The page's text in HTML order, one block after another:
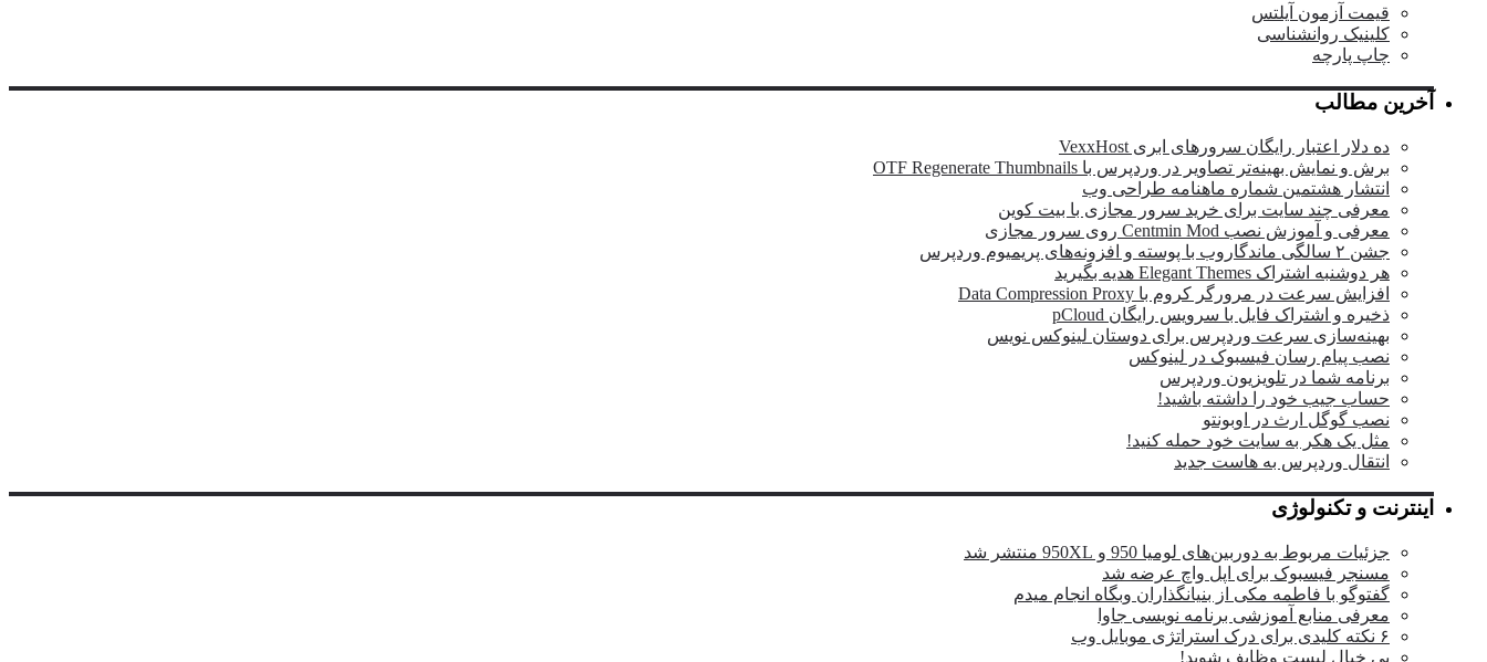
قیمت آزمون آیلتس
کلینیک روانشناسی
چاپ پارچه
آخرین مطالب
ده دلار اعتبار رایگان سرورهای ابری VexxHost
برش و نمایش بهینه‌تر تصاویر در وردپرس با OTF Regenerate Thumbnails
انتشار هشتمین شماره ماهنامه طراحی وب
معرفی چند سایت برای خرید سرور مجازی با بیت کوین
معرفی و آموزش نصب Centmin Mod روی سرور مجازی
جشن ۲ سالگی ماندگار‌وب با پوسته و افزونه‌های پریمیوم وردپرس
هر دوشنبه اشتراک Elegant Themes هدیه بگیرید
افزایش سرعت در مرورگر کروم با Data Compression Proxy
ذخیره و اشتراک فایل با سرویس رایگان pCloud
بهینه‌سازی سرعت وردپرس برای دوستان لینوکس نویس
نصب پیام رسان فیسبوک در لینوکس
برنامه شما در تلویزیون وردپرس
حساب جیب خود را داشته باشید!
نصب گوگل ارث در اوبونتو
مثل یک هکر به سایت خود حمله کنید!
انتقال وردپرس به هاست جدید
اینترنت و تکنولوژی
جزئیات مربوط به دوربین‌های لومیا 950 و 950XL منتشر شد
مسنجر فیسبوک برای اپل واچ عرضه شد
گفتوگو با فاطمه مکی از بنیانگذاران وبگاه انجام میدم
معرفی منابع آموزشی برنامه نویسی جاوا
۶ نکته کلیدی برای درک استراتژی موبایل وب
بی خیال لیست وظایف شوید!